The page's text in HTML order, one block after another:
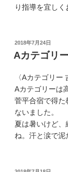
り指導を宜しく
投
稿
日:
2018年7月24日
Aカテゴリ
〈Aカテゴリー
Aカテゴリーは
菅平合宿で得た
ないました。
夏は暑いけど
ね。汗と涙で泥
投